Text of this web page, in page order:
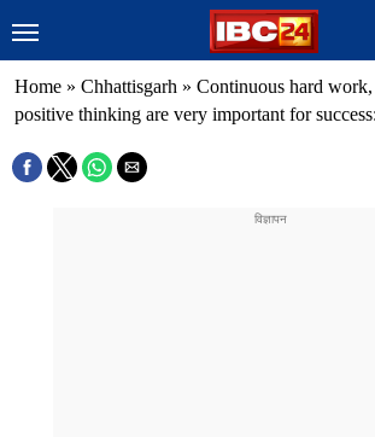
Home » Chhattisgarh » Continuous hard
positive thinking are very important for